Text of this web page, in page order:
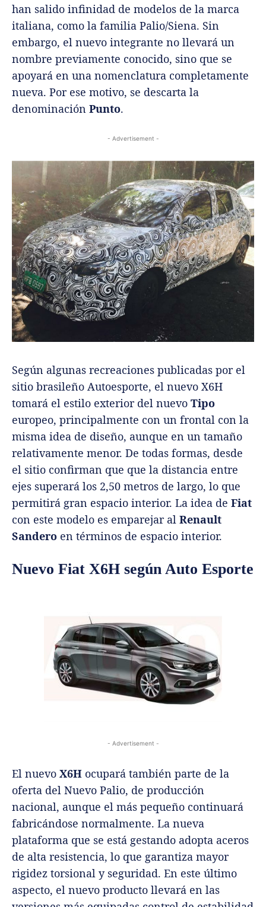
han salido infinidad de modelos de la marca
italiana, como la familia Palio/Siena. Sin
embargo, el nuevo integrante no llevará un
nombre previamente conocido, sino que se
apoyará en una nomenclatura completamente
nueva. Por ese motivo, se descarta la
denominación Punto.
- Advertisement -
Según algunas recreaciones publicadas por el
sitio brasileño Autoesporte, el nuevo X6H
tomará el estilo exterior del nuevo Tipo
europeo, principalmente con un frontal con la
misma idea de diseño, aunque en un tamaño
relativamente menor. De todas formas, desde
el sitio confirman que que la distancia entre
ejes superará los 2,50 metros de largo, lo que
permitirá gran espacio interior. La idea de Fiat
con este modelo es emparejar al Renault
Sandero en términos de espacio interior.
Nuevo Fiat X6H según Auto Esporte
- Advertisement -
El nuevo X6H ocupará también parte de la
oferta del Nuevo Palio, de producción
nacional, aunque el más pequeño continuará
fabricándose normalmente. La nueva
plataforma que se está gestando adopta aceros
de alta resistencia, lo que garantiza mayor
rigidez torsional y seguridad. En este último
aspecto, el nuevo producto llevará en las